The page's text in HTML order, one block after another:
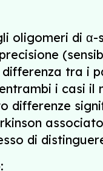
oligomeri di
tra i
i casi
differenze
di
: